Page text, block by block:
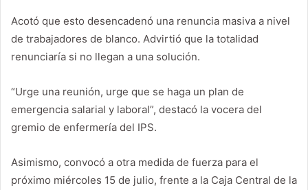
Acotó que esto desencadenó una renuncia masiva a nivel
de trabajadores de blanco. Advirtió que la totalidad
renunciaría si no llegan a una solución.
“Urge una reunión, urge que se haga un plan de
emergencia salarial y laboral”, destacó la vocera del
gremio de enfermería del IPS.
Asimismo, convocó a otra medida de fuerza para el
próximo miércoles 15 de julio, frente a la Caja Central de la